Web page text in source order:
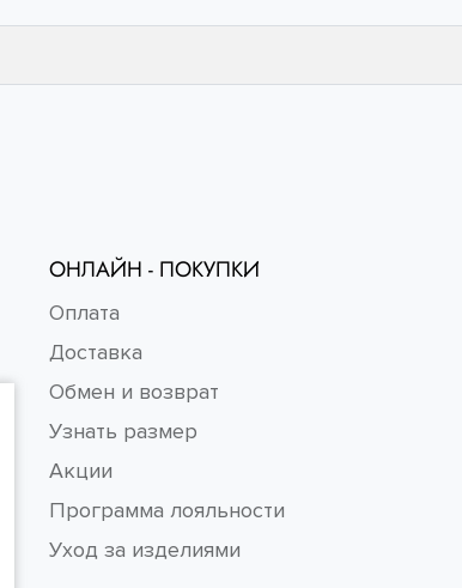
ОНЛАЙН - ПОКУПКИ
Оплата
Доставка
Обмен и возврат
Узнать размер
Акции
Программа лояльности
Уход за изделиями